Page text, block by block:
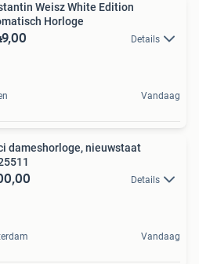
Weisz White Edition
Horloge
Details
Vandaag
dameshorloge, nieuwstaat
Details
Vandaag